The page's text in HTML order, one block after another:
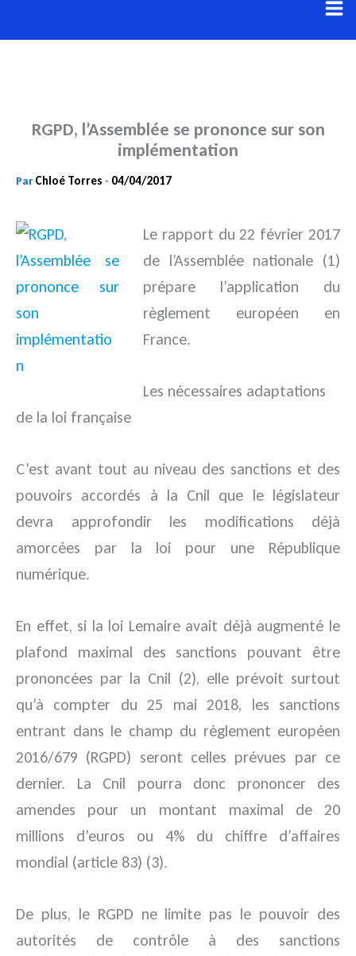
au
RGPD, l’Assemblée se prononce sur son
implémentation
Par Chloé Torres - 04/04/2017
Le rapport du 22 février 2017
de l’Assemblée nationale (1)
prépare l’application du
règlement européen en
France.
Les nécessaires adaptations
de la loi française
C’est avant tout au niveau des sanctions et des
pouvoirs accordés à la Cnil que le législateur
devra approfondir les modifications déjà
amorcées par la loi pour une République
numérique.
En effet, si la loi Lemaire avait déjà augmenté le
plafond maximal des sanctions pouvant être
prononcées par la Cnil (2), elle prévoit surtout
qu’à compter du 25 mai 2018, les sanctions
entrant dans le champ du règlement européen
2016/679 (RGPD) seront celles prévues par ce
dernier. La Cnil pourra donc prononcer des
amendes pour un montant maximal de 20
millions d’euros ou 4% du chiffre d’affaires
mondial (article 83) (3).
De plus, le RGPD ne limite pas le pouvoir des
autorités de contrôle à des sanctions